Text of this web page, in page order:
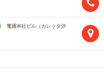
電通本社ビル（カレッタ汐